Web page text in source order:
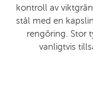
kontroll av
stål med en
rengöring. Stor
vanligtvis